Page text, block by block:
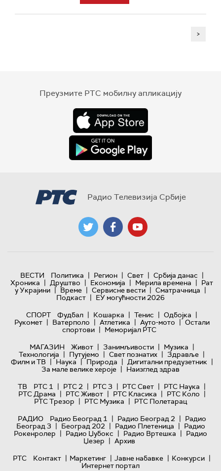
>
Преузмите РТС мобилну апликацију
Радио Телевизија Србије
ВЕСТИ Политика | Регион | Свет | Србија данас |
Хроника | Друштво | Економија | Мерила времена | Рат
у Украјини | Време | Сервисне вести | Сматрачница |
Подкаст | ЕУ могућности 2026
СПОРТ
Фудбал | Кошарка | Тенис | Одбојка |
Рукомет | Ватерполо | Атлетика | Ауто-мото | Остали
спортови | Меморијал РТС
МАГАЗИН
Живот | Занимљивости | Музика |
Технологијa | Путујемо | Свет познатих | Здравље |
Филм и ТВ | Наука | Природа | Дигитални предузетник |
За мале велике хероје | Наизглед здрав
ТВ
РТС 1 | РТС 2 | РТС 3 | РТС Свет | РТС Наука |
РТС Драма | РТС Живот | РТС Класика | РТС Коло |
РТС Трезор | РТС Музика | РТС Полетарац
РАДИО
Радио Београд 1 | Радио Београд 2 | Радио
Београд 3 | Београд 202 | Радио Плетеница | Радио
Рокенролер | Радио Џубокс | Радио Вртешка | Радио
Џезер | Архив
РТС
Контакт | Маркетинг | Јавне набавке | Конкурси |
Интернет портал